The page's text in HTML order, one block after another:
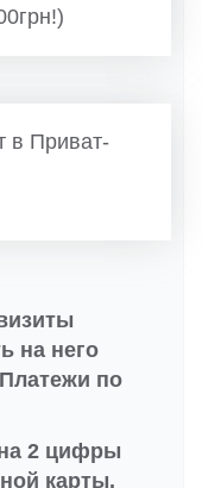
в Приват-
на него
по
2 цифры
карты.